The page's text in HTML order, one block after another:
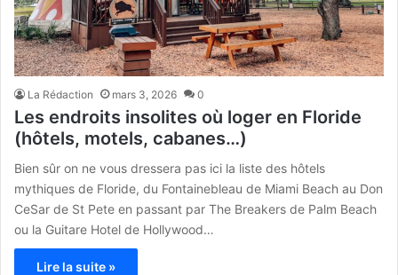
La Rédaction mars 3, 2026 0
Les endroits insolites où loger en Floride
(hôtels, motels, cabanes…)
Bien sûr on ne vous dressera pas ici la liste des hôtels
mythiques de Floride, du Fontainebleau de Miami Beach au Don
CeSar de St Pete en passant par The Breakers de Palm Beach
ou la Guitare Hotel de Hollywood…
Lire la suite »